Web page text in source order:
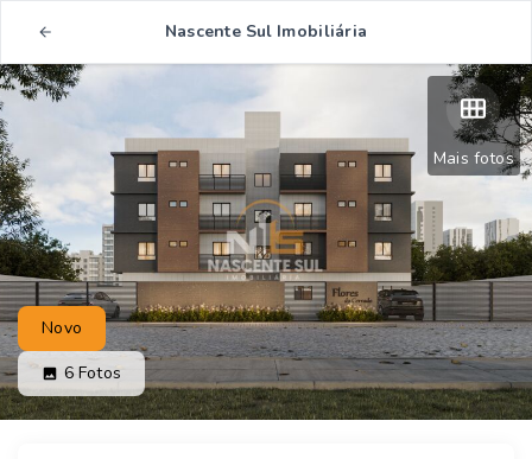
Nascente Sul Imobiliária
Mais fotos
Novo
6 Fotos